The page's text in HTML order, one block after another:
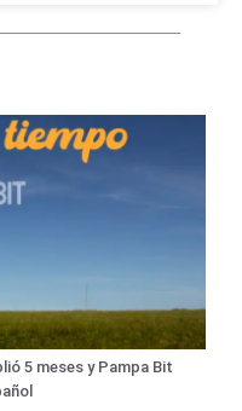
5 meses y Pampa Bit